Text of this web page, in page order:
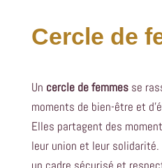
Cercle de
Un cercle de femmesse
moments de bien-être et
Elles partagent des
leur union et leur